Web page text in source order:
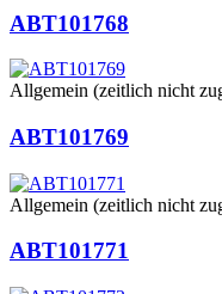
ABT101768
Allgemein (zeitlich nicht
ABT101769
Allgemein (zeitlich nicht
ABT101771